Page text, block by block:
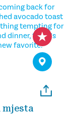
back for
avocado toast
tempting for
dinner, there’s
favorite.